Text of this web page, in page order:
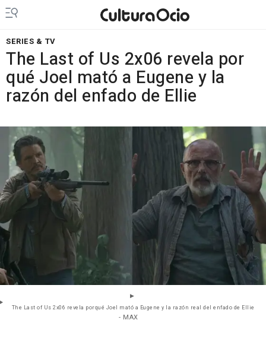
SERIES & TV
The Last of Us 2x06 revela por
qué Joel mató a Eugene y la
razón del enfado de Ellie
The Last of Us 2x06 revela porqué Joel mató a Eugene y la razón real del enfado de Ellie
- MAX